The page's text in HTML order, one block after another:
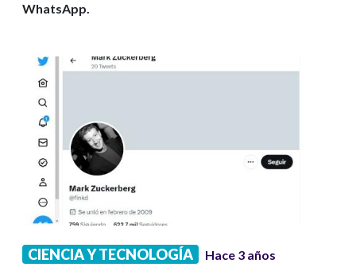
WhatsApp.
CIENCIA Y TECNOLOGÍA Hace 3 años